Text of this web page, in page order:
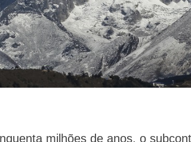
milhões de anos, o